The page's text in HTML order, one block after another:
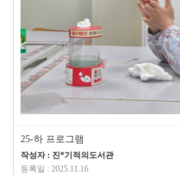
25-하 프로그램
작성자 : 진*기적의도서관
등록일 : 2025.11.16